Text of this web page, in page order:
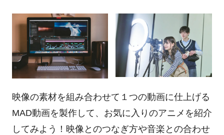
映像の素材を組み合わせて１つの動画に仕上げる
MAD動画を製作して、お気に入りのアニメを紹介
してみよう！映像とのつなぎ方や音楽との合わせ